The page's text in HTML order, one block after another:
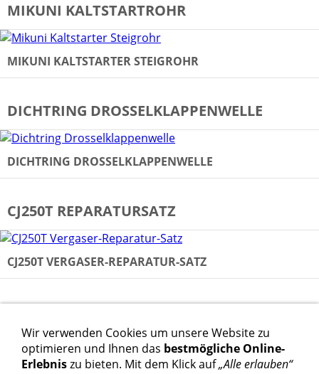
MIKUNI KALTSTARTROHR
MIKUNI KALTSTARTER STEIGROHR
DICHTRING DROSSELKLAPPENWELLE
DICHTRING DROSSELKLAPPENWELLE
CJ250T REPARATURSATZ
CJ250T VERGASER-REPARATUR-SATZ
NC30 VERGASERDICHTSATZ KOMPLETT
Wir verwenden Cookies um unsere Website zu
optimieren und Ihnen das bestmögliche Online-
Erlebniszu bieten. Mit dem Klick auf„Alle erlauben“